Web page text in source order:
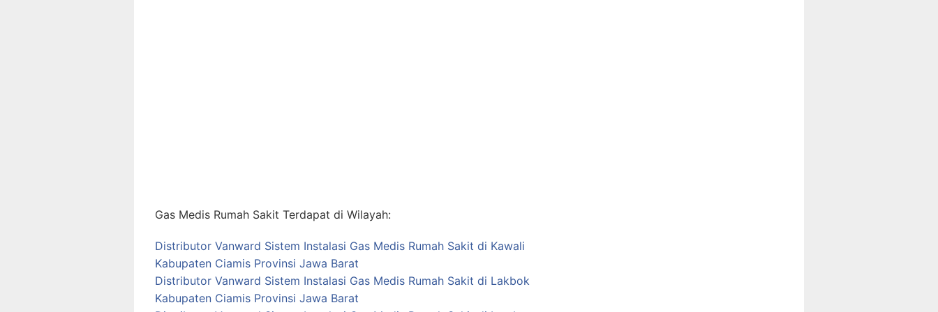
Gas Medis Rumah Sakit Terdapat di Wilayah:
Distributor Vanward Sistem Instalasi Gas Medis Rumah Sakit di Kawali
Kabupaten Ciamis Provinsi Jawa Barat
Distributor Vanward Sistem Instalasi Gas Medis Rumah Sakit di Lakbok
Kabupaten Ciamis Provinsi Jawa Barat